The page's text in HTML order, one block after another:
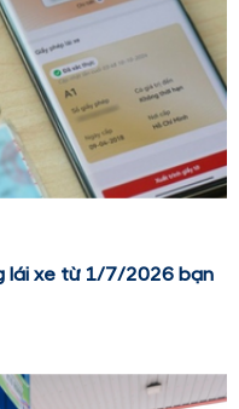
lái xe từ 1/7/2026 bạn